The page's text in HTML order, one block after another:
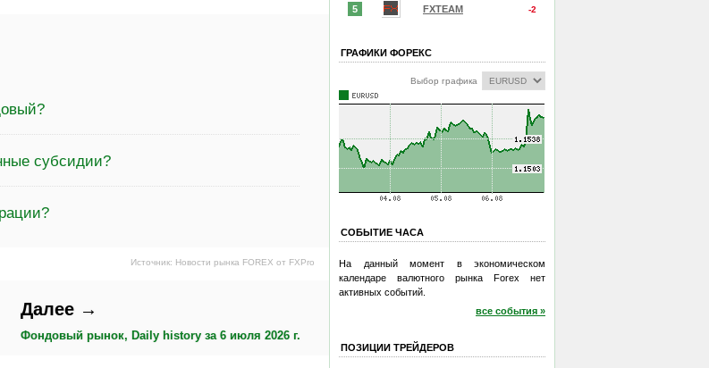
субсидии?
Источник: Новости рынка FOREX от FXPro
Далее →
Фондовый рынок, Daily history за 6 июля 2026 г.
5 FXTEAM -2
ГРАФИКИ ФОРЕКС
Выбор графика
СОБЫТИЕ ЧАСА
На данный момент в экономическом
календаре валютного рынка Forex нет
активных событий.
все события »
ПОЗИЦИИ ТРЕЙДЕРОВ